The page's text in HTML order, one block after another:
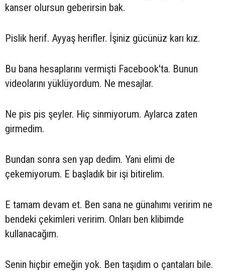
kanser olursun geberirsin bak.
Pislik herif. Ayyaş herifler. İşiniz gücünüz karı kız.
Bu bana hesaplarını vermişti Facebook'ta. Bunun
videolarını yüklüyordum. Ne mesajlar.
Ne pis pis şeyler. Hiç sinmiyorum. Aylarca zaten
girmedim.
Bundan sonra sen yap dedim. Yani elimi de
çekemiyorum. E başladık bir işi bitirelim.
E tamam devam et. Ben sana ne günahımı veririm ne
bendeki çekimleri veririm. Onları ben klibimde
kullanacağım.
Senin hiçbir emeğin yok. Ben taşıdım o çantaları bile.